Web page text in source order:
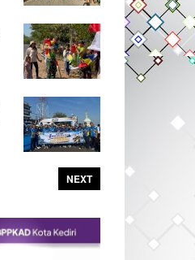
NEXT